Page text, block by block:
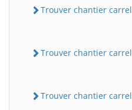
Trouver chantier
Trouver chantier
Trouver chantier